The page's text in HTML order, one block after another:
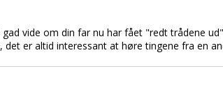
vide om din far nu har fået "redt trådene
er altid interessant at høre tingene fra en